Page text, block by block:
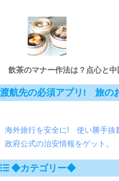
飲茶のマナー作法は？点心と
渡航先の必須アプリ! 旅の
海外旅行を安全に! 使い勝手抜
政府公式の治安情報をゲット。
◆カテゴリー◆